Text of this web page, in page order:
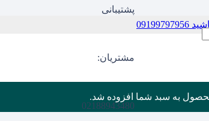
پشتیبانی
مشتریان:
02188943480
به سبد شما افزوده شد.